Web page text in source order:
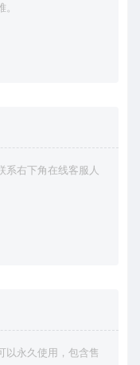
系右下角在线客服人
以永久使用，包含售